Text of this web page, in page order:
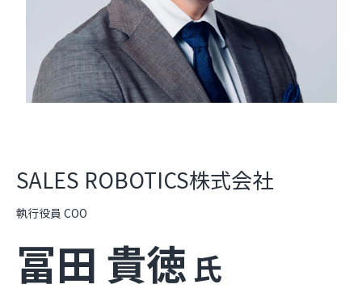
SALES ROBOTICS株式会社
執行役員 COO
冨田 貴徳氏